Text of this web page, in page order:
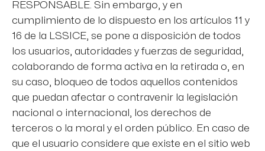
RESPONSABLE. Sin embargo, y en
cumplimiento de lo dispuesto en los artículos 11 y
16 de la LSSICE, se pone a disposición de todos
los usuarios, autoridades y fuerzas de seguridad,
colaborando de forma activa en la retirada o, en
su caso, bloqueo de todos aquellos contenidos
que puedan afectar o contravenir la legislación
nacional o internacional, los derechos de
terceros o la moral y el orden público. En caso de
que el usuario considere que existe en el sitio web